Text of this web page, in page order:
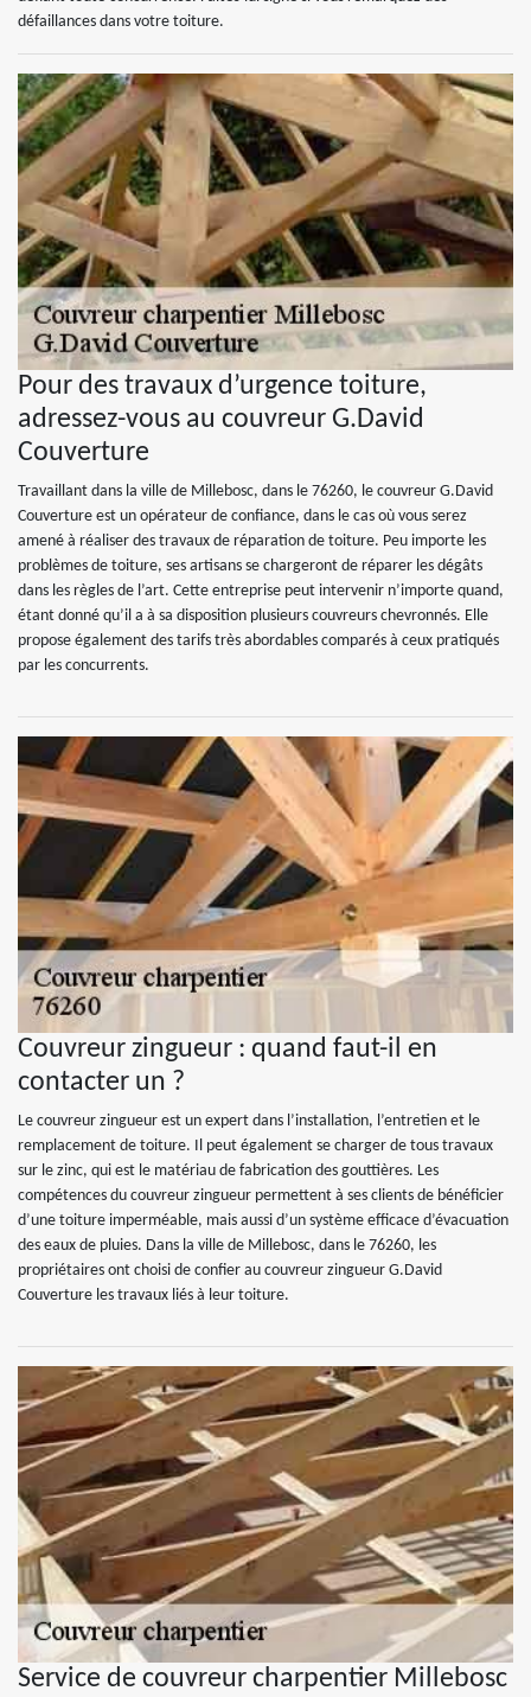
défaillances dans votre toiture.
Pour des travaux d’urgence toiture,
adressez-vous au couvreur G.David
Couverture
Travaillant dans la ville de Millebosc, dans le 76260, le couvreur G.David
Couverture est un opérateur de confiance, dans le cas où vous serez
amené à réaliser des travaux de réparation de toiture. Peu importe les
problèmes de toiture, ses artisans se chargeront de réparer les dégâts
dans les règles de l’art. Cette entreprise peut intervenir n’importe quand,
étant donné qu’il a à sa disposition plusieurs couvreurs chevronnés. Elle
propose également des tarifs très abordables comparés à ceux pratiqués
par les concurrents.
Couvreur zingueur : quand faut-il en
contacter un ?
Le couvreur zingueur est un expert dans l’installation, l’entretien et le
remplacement de toiture. Il peut également se charger de tous travaux
sur le zinc, qui est le matériau de fabrication des gouttières. Les
compétences du couvreur zingueur permettent à ses clients de bénéficier
d’une toiture imperméable, mais aussi d’un système efficace d’évacuation
des eaux de pluies. Dans la ville de Millebosc, dans le 76260, les
propriétaires ont choisi de confier au couvreur zingueur G.David
Couverture les travaux liés à leur toiture.
Service de couvreur charpentier Millebosc